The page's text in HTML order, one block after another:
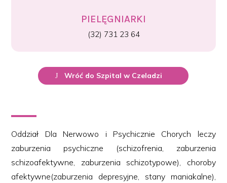
PIELĘGNIARKI
(32) 731 23 64
Wróć do Szpital w Czeladzi
Oddział Dla Nerwowo i Psychicznie Chorych leczy
zaburzenia psychiczne (schizofrenia, zaburzenia
schizoafektywne, zaburzenia schizotypowe), choroby
afektywne(zaburzenia depresyjne, stany maniakalne),